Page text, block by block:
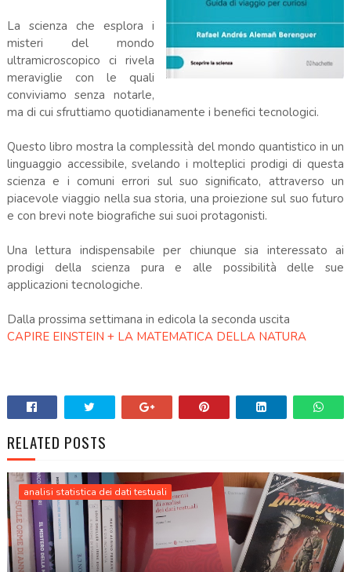
La scienza che esplora i
misteri del mondo
ultramicroscopico ci rivela
meraviglie con le quali
conviviamo senza notarle,
ma di cui sfruttiamo quotidianamente i benefici tecnologici.
Questo libro mostra la complessità del mondo quantistico in un
linguaggio accessibile, svelando i molteplici prodigi di questa
scienza e i comuni errori sul suo significato, attraverso un
piacevole viaggio nella sua storia, una proiezione sul suo futuro
e con brevi note biografiche sui suoi protagonisti.
Una lettura indispensabile per chiunque sia interessato ai
prodigi della scienza pura e alle possibilità delle sue
applicazioni tecnologiche.
Dalla prossima settimana in edicola la seconda uscita
CAPIRE EINSTEIN + LA MATEMATICA DELLA NATURA
RELATED POSTS
analisi statistica dei dati testuali